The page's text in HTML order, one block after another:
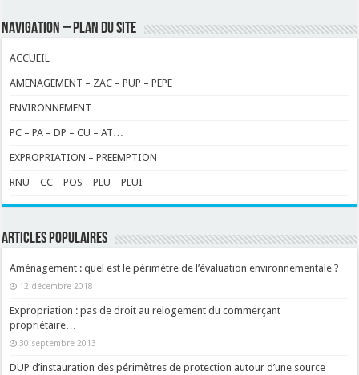
NAVIGATION – PLAN DU SITE
ACCUEIL
AMENAGEMENT – ZAC – PUP – PEPE
ENVIRONNEMENT
PC – PA – DP – CU – AT…
EXPROPRIATION – PREEMPTION
RNU – CC – POS – PLU – PLUI
ARTICLES POPULAIRES
Aménagement : quel est le périmètre de l’évaluation environnementale ?
12 décembre 2018
Expropriation : pas de droit au relogement du commerçant
propriétaire…
30 septembre 2013
DUP d’instauration des périmètres de protection autour d’une source